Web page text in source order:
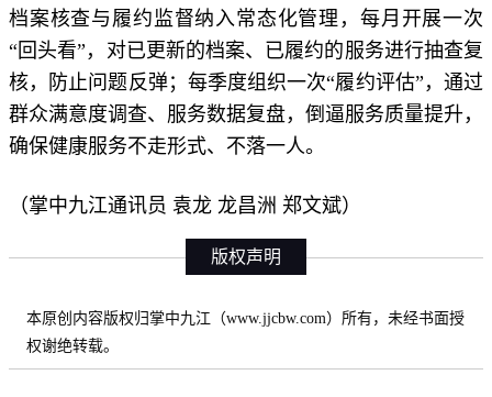
档案核查与履约监督纳入常态化管理，每月开展一次
“回头看”，对已更新的档案、已履约的服务进行抽查复
核，防止问题反弹；每季度组织一次“履约评估”，通过
群众满意度调查、服务数据复盘，倒逼服务质量提升，
确保健康服务不走形式、不落一人。
（掌中九江通讯员 袁龙 龙昌洲 郑文斌）
版权声明
本原创内容版权归掌中九江（www.jjcbw.com）所有，未经书面授
权谢绝转载。